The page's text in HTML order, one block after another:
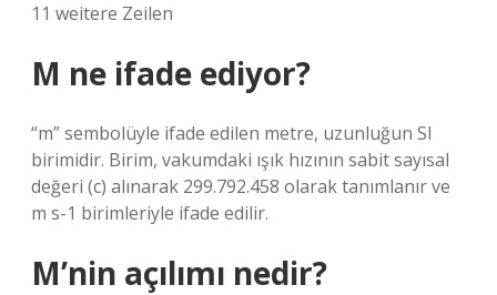
11 weitere Zeilen
M ne ifade ediyor?
“m” sembolüyle ifade edilen metre, uzunluğun SI
birimidir. Birim, vakumdaki ışık hızının sabit sayısal
değeri (c) alınarak 299.792.458 olarak tanımlanır ve
m s-1 birimleriyle ifade edilir.
M’nin açılımı nedir?